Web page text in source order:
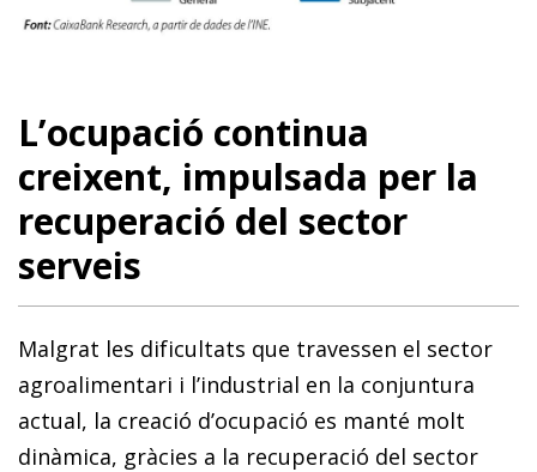
L’ocupació continua
creixent, impulsada per la
recuperació del sector
serveis
Malgrat les dificultats que travessen el sector
agroalimentari i l’industrial en la conjuntura
actual, la creació d’ocupació es manté molt
dinàmica, gràcies a la recuperació del sector